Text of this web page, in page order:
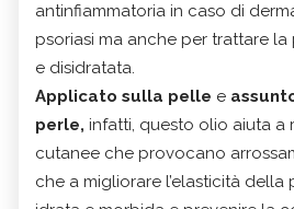
antinfiammatoria in caso di
psoriasi ma anche per trattare
e disidratata.
Applicato sulla pelle e
perle, infatti, questo olio aiuta a
cutanee che provocano
che a migliorare l’elasticità della